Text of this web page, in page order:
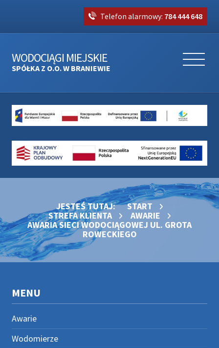
Telefon alarmowy: 784 444 648
WODOCIĄGI MIEJSKIE
SPÓŁKA Z O.O. W BRANIEWIE
JESTEŚ TUTAJ:
START
STREFA KLIENTA
AWARIE
AWARIA SIECI WODOCIĄGOWEJ UL. GROTA
ROWECKIEGO
MENU
Awarie
Wodomierze